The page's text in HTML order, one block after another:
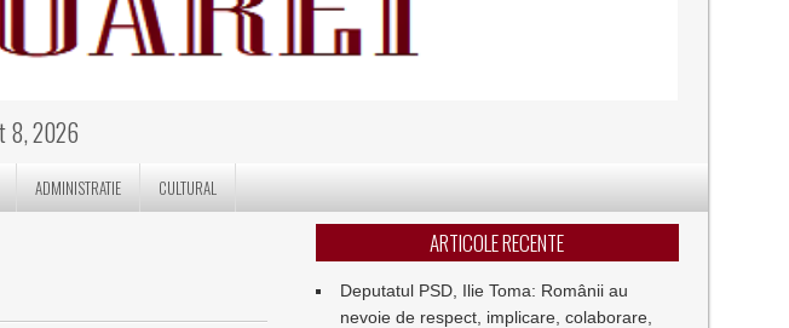
8, 2026
ADMINISTRATIE CULTURAL
ARTICOLE RECENTE
Deputatul PSD, Ilie Toma: Românii au
nevoie de respect, implicare, colaborare,